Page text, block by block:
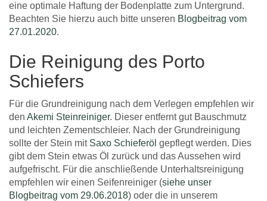
eine optimale Haftung der Bodenplatte zum Untergrund.
Beachten Sie hierzu auch bitte unseren Blogbeitrag vom
27.01.2020.
Die Reinigung des Porto
Schiefers
Für die Grundreinigung nach dem Verlegen empfehlen wir
den Akemi Steinreiniger. Dieser entfernt gut Bauschmutz
und leichten Zementschleier. Nach der Grundreinigung
sollte der Stein mit Saxo Schieferöl gepflegt werden. Dies
gibt dem Stein etwas Öl zurück und das Aussehen wird
aufgefrischt. Für die anschließende Unterhaltsreinigung
empfehlen wir einen Seifenreiniger (siehe unser
Blogbeitrag vom 29.06.2018) oder die in unserem